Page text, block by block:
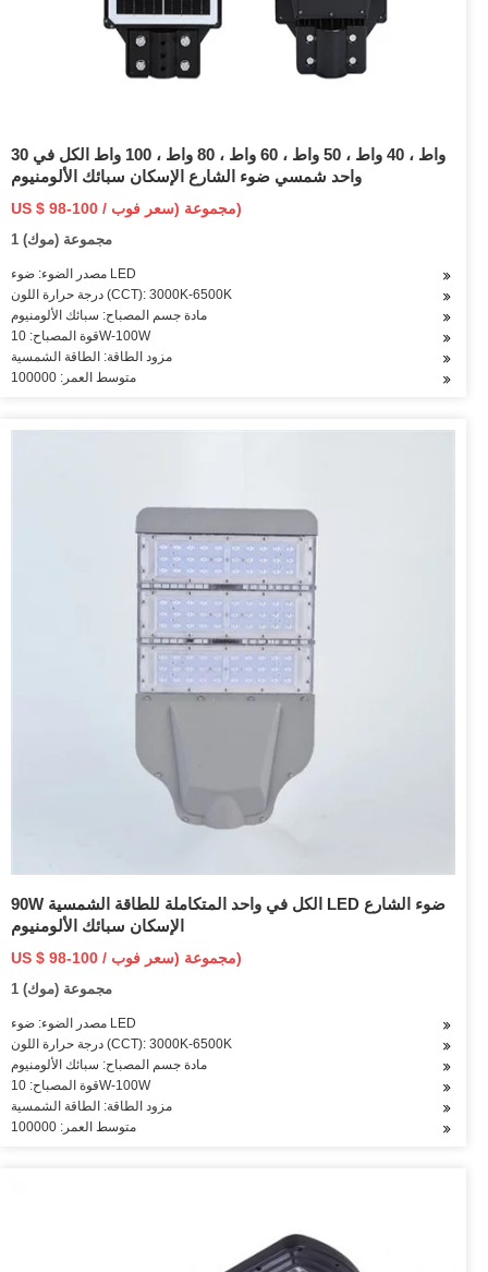
30 واط ، 40 واط ، 50 واط ، 60 واط ، 80 واط ، 100 واط الكل في
واحد شمسي ضوء الشارع الإسكان سبائك الألومنيوم
US $ 98-100 / مجموعة (سعر فوب)
1 مجموعة (موك)
مصدر الضوء: ضوء LED
درجة حرارة اللون (CCT): 3000K-6500K
مادة جسم المصباح: سبائك الألومنيوم
قوة المصباح: 10W-100W
مزود الطاقة: الطاقة الشمسية
متوسط العمر: 100000
90W الكل في واحد المتكاملة للطاقة الشمسية LED ضوء الشارع
الإسكان سبائك الألومنيوم
US $ 98-100 / مجموعة (سعر فوب)
1 مجموعة (موك)
مصدر الضوء: ضوء LED
درجة حرارة اللون (CCT): 3000K-6500K
مادة جسم المصباح: سبائك الألومنيوم
قوة المصباح: 10W-100W
مزود الطاقة: الطاقة الشمسية
متوسط العمر: 100000